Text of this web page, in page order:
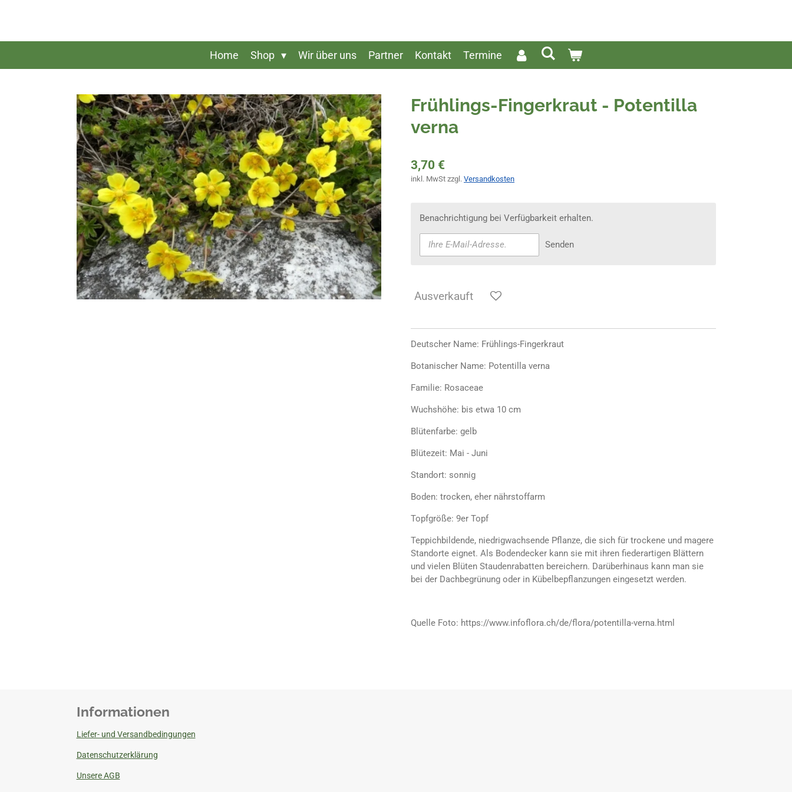
Home Shop Wir über uns Partner Kontakt Termine
Frühlings-Fingerkraut - Potentilla
verna
3,70 €
inkl. MwSt zzgl. Versandkosten
Benachrichtigung bei Verfügbarkeit erhalten.
Senden
Ausverkauft
Deutscher Name: Frühlings-Fingerkraut
Botanischer Name: Potentilla verna
Familie: Rosaceae
Wuchshöhe: bis etwa 10 cm
Blütenfarbe: gelb
Blütezeit: Mai - Juni
Standort: sonnig
Boden: trocken, eher nährstoffarm
Topfgröße: 9er Topf
Teppichbildende, niedrigwachsende Pflanze, die sich für trockene und magere
Standorte eignet. Als Bodendecker kann sie mit ihren fiederartigen Blättern
und vielen Blüten Staudenrabatten bereichern. Darüberhinaus kann man sie
bei der Dachbegrünung oder in Kübelbepflanzungen eingesetzt werden.
Quelle Foto: https://www.infoflora.ch/de/flora/potentilla-verna.html
Informationen
Liefer- und Versandbedingungen
Datenschutzerklärung
Unsere AGB